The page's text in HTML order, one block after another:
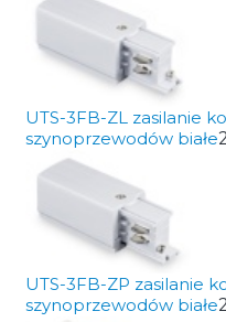
UTS-3FB-ZL zasilanie
szynoprzewodów białe
UTS-3FB-ZP zasilanie
szynoprzewodów białe